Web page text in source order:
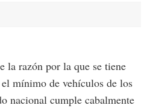
la razón por la que se tiene
mínimo de vehículos de los
nacional cumple cabalmente